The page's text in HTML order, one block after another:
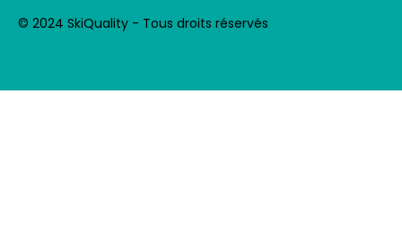
© 2024 SkiQuality - Tous droits réservés